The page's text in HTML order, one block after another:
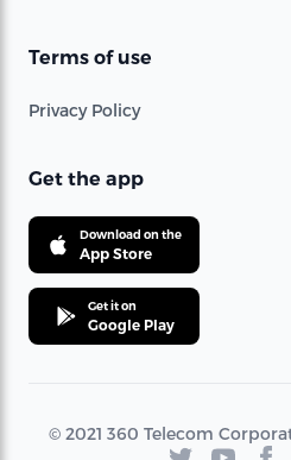
Terms of use
Privacy Policy
Get the app
Download on the
App Store
Get it on
Google Play
© 2021 360 Telecom